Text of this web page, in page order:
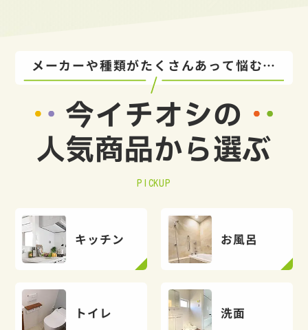
メーカーや種類がたくさんあって悩む…
今イチオシの
人気商品から選ぶ
PICKUP
キッチン お風呂
トイレ 洗面